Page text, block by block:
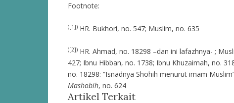
Footnote:
([1]) HR. Bukhori, no. 547; Muslim, no. 635
([2]) HR. Ahmad, no. 18298 –dan ini lafazhnya- ;
427; Ibnu Hibban, no. 1738; Ibnu Khuzaimah, no.
no. 18298: “Isnadnya Shohih menurut imam
Mashobih, no. 624
Artikel Terkait